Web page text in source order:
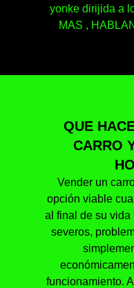
yonke dirijida a
MAS ,
QUE
CARRO
Vender un
opción viable
al final de su vida
severos,
funcionamiento.